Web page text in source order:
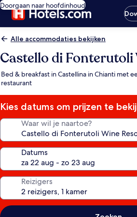
Doorgaan naar hoofdinhoud
Alle accommodaties bekijken
Castello di Fonterutoli
Bed & breakfast in Castellina in Chianti met
restaurant
Kies datums om prijzen te
Waar wil je naartoe?
Datums
Reizigers